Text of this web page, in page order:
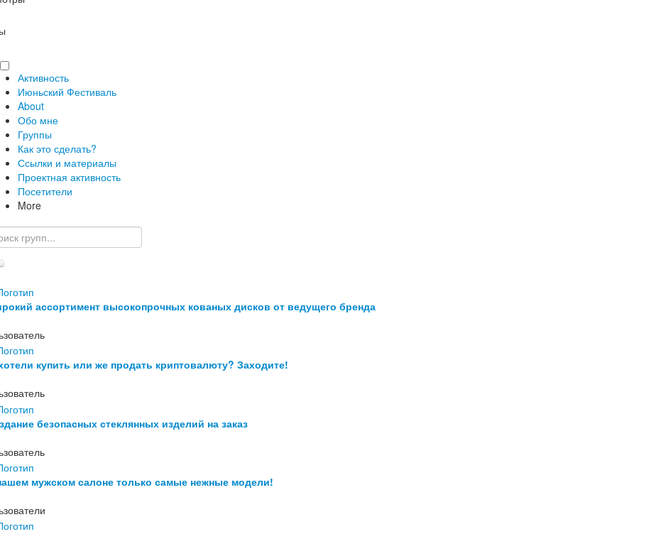
Активность
Июньский Фестиваль
About
Обо мне
Группы
Как это сделать?
Ссылки и материалы
Проектная активность
Посетители
More
ассортимент высокопрочных кованых дисков от ведущего бренда
купить или же продать криптовалюту? Заходите!
безопасных стеклянных изделий на заказ
мужском салоне только самые нежные модели!